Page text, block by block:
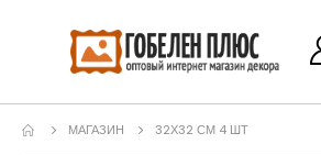
МАГАЗИН 32Х32 СМ 4 ШТ